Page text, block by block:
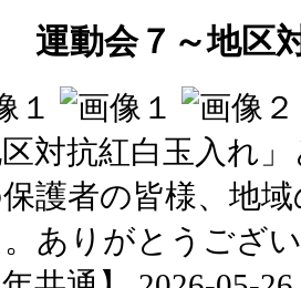
運動会７～地区
区対抗紅白玉入れ
護者の皆様、地
。ありがとうござ